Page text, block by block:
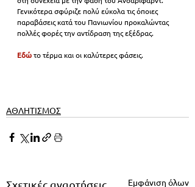
Γενικότερα σφύριζε πολύ εύκολα τις όποιες
παραβάσεις κατά του Πανιωνίου προκαλώντας
πολλές φορές την αντίδραση της εξέδρας.
Εδώτο τέρμα και οι καλύτερες φάσεις.
ΑΘΛΗΤΙΣΜΟΣ
Σχετικές αναρτήσεις Εμφάνιση όλων